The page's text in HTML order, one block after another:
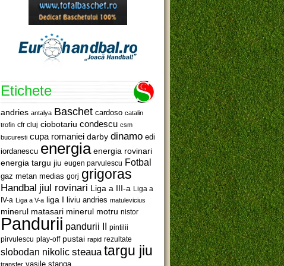
Etichete
andries antalya Baschet cardoso catalin
trofin cfr cluj ciobotariu condescu csm
bucuresti cupa romaniei darby dinamo edi
iordanescu energia energia rovinari
energia targu jiu eugen parvulescu Fotbal
gaz metan medias gorj grigoras
Handbal jiul rovinari Liga a III-a Liga a
IV-a Liga a V-a liga I liviu andries matulevicius
minerul matasari minerul motru nistor
Pandurii pandurii II pintilii
pirvulescu play-off pustai rapid rezultate
slobodan nikolic steaua targu jiu
transfer vasile stanga